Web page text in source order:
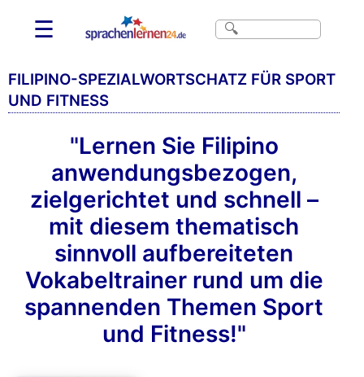
☰
FILIPINO-SPEZIALWORTSCHATZ FÜR SPORT
UND FITNESS
"Lernen Sie Filipino
anwendungsbezogen,
zielgerichtet und schnell –
mit diesem thematisch
sinnvoll aufbereiteten
Vokabeltrainer rund um die
spannenden Themen Sport
und Fitness!"